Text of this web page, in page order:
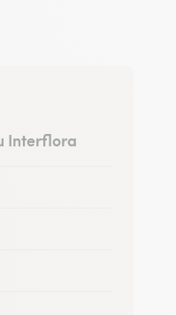
Interflora